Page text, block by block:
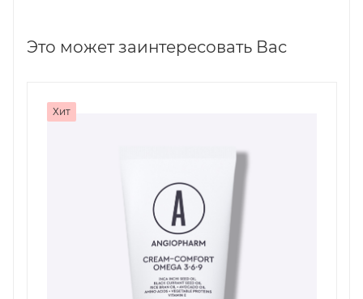
Это может заинтересовать Вас
Хит